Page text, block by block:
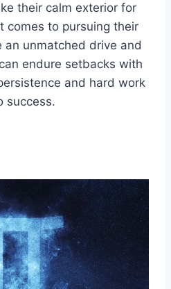
their calm exterior for
comes to pursuing their
an unmatched drive and
endure setbacks with
and hard work
success.